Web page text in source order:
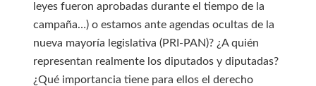
leyes fueron aprobadas durante el tiempo de la
campaña…) o estamos ante agendas ocultas de la
nueva mayoría legislativa (PRI-PAN)? ¿A quién
representan realmente los diputados y diputadas?
¿Qué importancia tiene para ellos el derecho